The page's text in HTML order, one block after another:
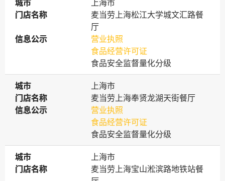
城市
城市
上海市
门店名称
门店名称
麦当劳上海松江大学城文汇路餐
厅
信息公示
信息公示
营业执照
食品经营许可证
食品安全监督量化分级
城市
城市
上海市
门店名称
门店名称
麦当劳上海奉贤龙湖天街餐厅
信息公示
信息公示
营业执照
食品经营许可证
食品安全监督量化分级
城市
城市
上海市
门店名称
门店名称
麦当劳上海宝山淞滨路地铁站餐